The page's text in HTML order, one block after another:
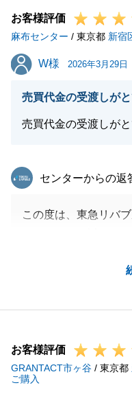
たら是非ご連絡を頂
引き続き、よろしく
お客様評価
麻布センター / 東京都 新宿
W様
W様 2026年3月29日
売買代金の受渡しが
売買代金の受渡しがと
東急リバブル
センターからの返
この度は、東急リバ
今後も何かお困りご
どうぞよろしくお願
お客様評価
GRANTACT市ヶ谷 / 東京都
ご購入